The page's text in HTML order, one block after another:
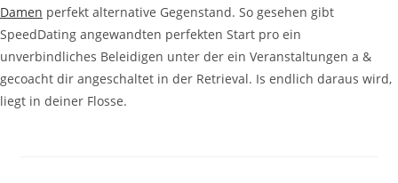
Damen perfekt alternative Gegenstand. So gesehen gibt
SpeedDating angewandten perfekten Start pro ein
unverbindliches Beleidigen unter der ein Veranstaltungen a &
gecoacht dir angeschaltet in der Retrieval. Is endlich daraus wird,
liegt in deiner Flosse.